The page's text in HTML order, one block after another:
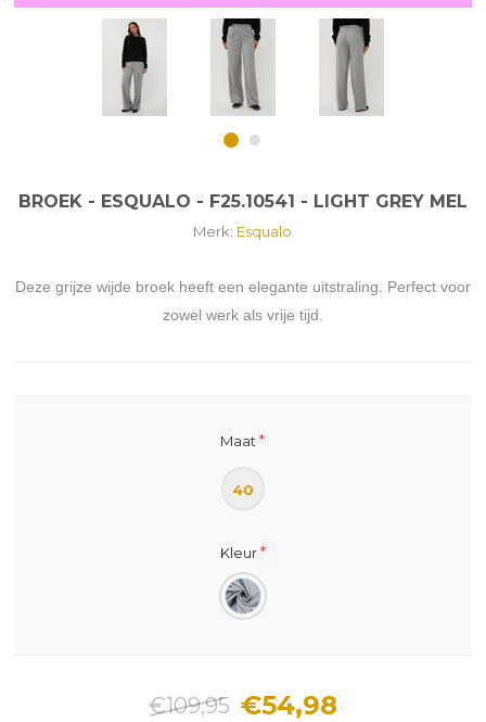
BROEK - ESQUALO - F25.10541 - LIGHT GREY MEL
Merk: Esqualo
Deze grijze wijde broek heeft een elegante uitstraling. Perfect voor
zowel werk als vrije tijd.
Maat *
40
Kleur*
€109,95 €54,98